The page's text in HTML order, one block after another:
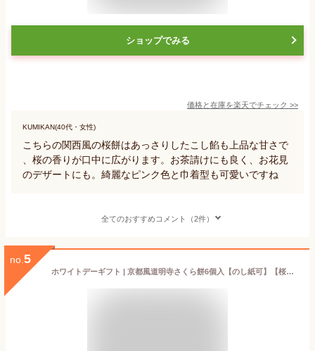
ショップでみる
価格と在庫を楽天でチェック >>
KUMIKAN(40代・女性)
こちらの関西風の桜餅はあっさりしたこし餡も上品な甘さで
、桜の香りが口中に広がります。お茶請けにも良く、お花見
のデザートにも。綺麗なピンク色と巾着型も可愛いですね
全てのおすすめコメント（2件）
no. 5
ホワイトデーギフト | 京都風道明寺さくら餅6個入【のし紙可】【桜餅】【消費期限は発送日含め2日間※到着日当日まで】 スイーツ プレゼント 高級 お取り寄せ 京都 和菓子 保存料不使用